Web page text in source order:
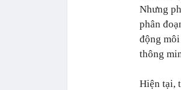
Nhưng
phân
động
thông
Hiện tại,